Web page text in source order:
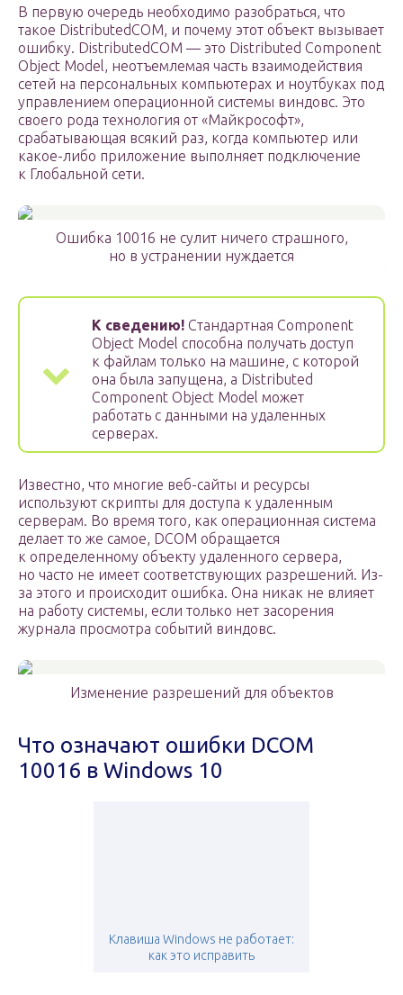
В первую очередь необходимо разобраться, что
такое DistributedCOM, и почему этот объект вызывает
ошибку. DistributedCOM — это Distributed Component
Object Model, неотъемлемая часть взаимодействия
сетей на персональных компьютерах и ноутбуках под
управлением операционной системы виндовс. Это
своего рода технология от «Майкрософт»,
срабатывающая всякий раз, когда компьютер или
какое-либо приложение выполняет подключение
к Глобальной сети.
Ошибка 10016 не сулит ничего страшного,
но в устранении нуждается
К сведению! Стандартная Component
Object Model способна получать доступ
к файлам только на машине, с которой
она была запущена, а Distributed
Component Object Model может
работать с данными на удаленных
серверах.
Известно, что многие веб-сайты и ресурсы
используют скрипты для доступа к удаленным
серверам. Во время того, как операционная система
делает то же самое, DCOM обращается
к определенному объекту удаленного сервера,
но часто не имеет соответствующих разрешений. Из-
за этого и происходит ошибка. Она никак не влияет
на работу системы, если только нет засорения
журнала просмотра событий виндовс.
Изменение разрешений для объектов
Что означают ошибки DCOM
10016 в Windows 10
Клавиша Windows не работает:
как это исправить